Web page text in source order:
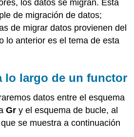
los datos se migran. Esta
de migración de datos;
de migrar datos provienen del
lo anterior es el tema de esta
lo largo de un functor
datos entre el esquema
Gr y el esquema de bucle, al
se muestra a continuación